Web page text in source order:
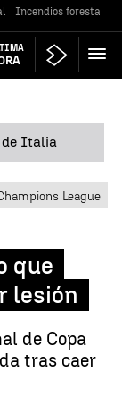
Incendios forestales
de Italia
League
que
lesión
de Copa
tras caer